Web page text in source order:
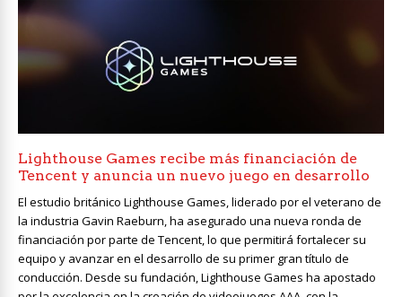
Lighthouse Games recibe más financiación de
Tencent y anuncia un nuevo juego en desarrollo
El estudio británico Lighthouse Games, liderado por el veterano de
la industria Gavin Raeburn, ha asegurado una nueva ronda de
financiación por parte de Tencent, lo que permitirá fortalecer su
equipo y avanzar en el desarrollo de su primer gran título de
conducción. Desde su fundación, Lighthouse Games ha apostado